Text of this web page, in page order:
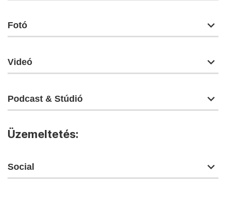
Fotó
Videó
Podcast & Stúdió
Üzemeltetés:
Social